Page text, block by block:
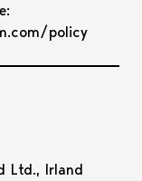
policy
Ltd., Irland